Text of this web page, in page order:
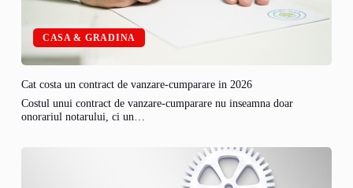
CASA & GRADINA
Cat costa un contract de vanzare-cumparare in 2026
Costul unui contract de vanzare-cumparare nu inseamna doar
onorariul notarului, ci un…